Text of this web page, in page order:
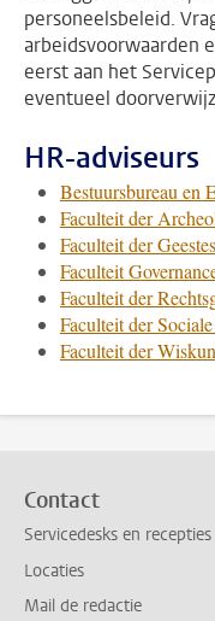
personeelsbeleid.
arbeidsvoorwaarden
eerst aan het
eventueel
HR-adviseurs
Bestuursbureau en
Faculteit der
Faculteit der
Faculteit
Faculteit der
Faculteit der
Faculteit der
Contact
Servicedesks en recepties
Locaties
Mail de redactie